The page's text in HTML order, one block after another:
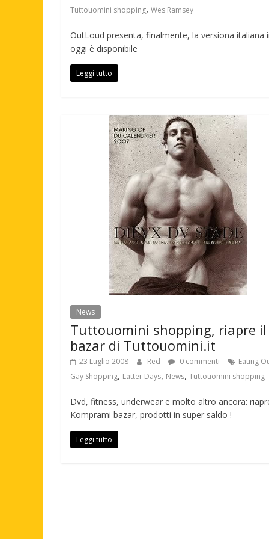
Tuttouomini shopping, Wes Ramsey
OutLoud presenta, finalmente, la versiona
oggi è disponibile
Leggi tutto
News
Tuttouomini shopping, riapre il
bazar di Tuttouomini.it
23 Luglio 2008 Red 0 commenti Eating
Gay Shopping, Latter Days, News, Tuttouomini shopping
Dvd, fitness, underwear e molto altro ancora:
Komprami bazar, prodotti in super saldo !
Leggi tutto